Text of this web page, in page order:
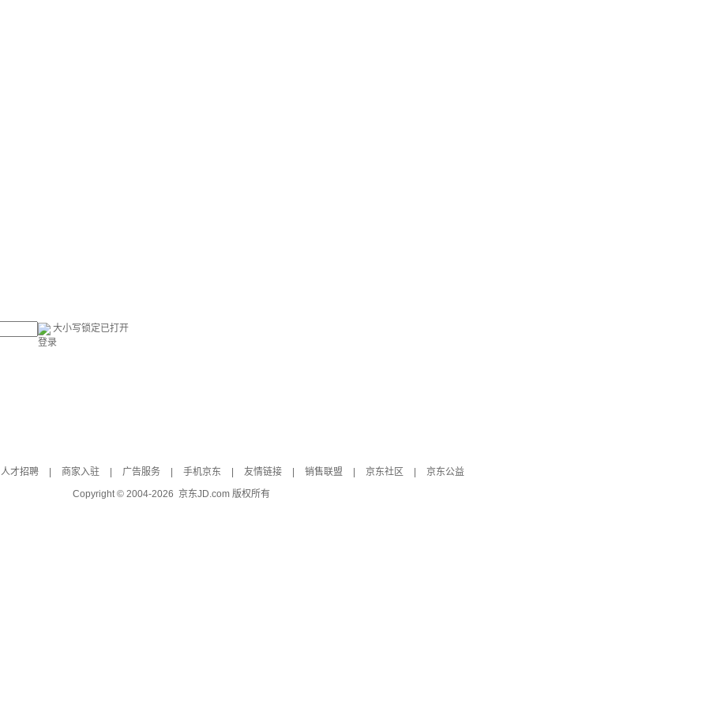
大小写锁定已打开
登录
人才招聘 商家入驻 广告服务 手机京东 友情链接 销售联盟 京东社区
京东公益
Copyright © 2004-2026 京东JD.com 版权所有